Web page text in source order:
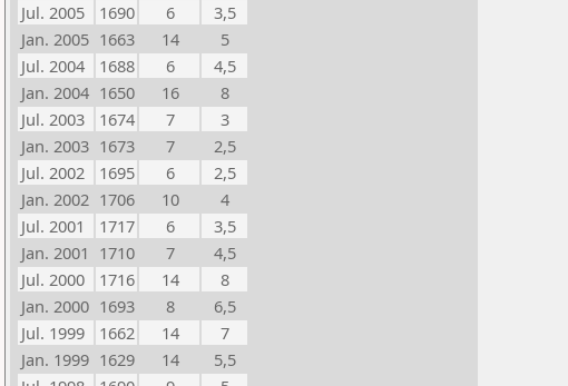
Jul. 2005
1690 6
3,5
Jan. 2005 1663 14
5
Jul. 2004
1688 6
4,5
Jan. 2004 1650 16
8
Jul. 2003
1674 7
3
Jan. 2003 1673 7
2,5
Jul. 2002
1695 6
2,5
Jan. 2002 1706 10
4
Jul. 2001
1717 6
3,5
Jan. 2001 1710 7
4,5
Jul. 2000
1716 14
8
Jan. 2000 1693 8
6,5
Jul. 1999
1662 14
7
Jan. 1999 1629 14
5,5